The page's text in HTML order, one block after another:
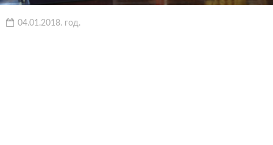
04.01.2018. год.